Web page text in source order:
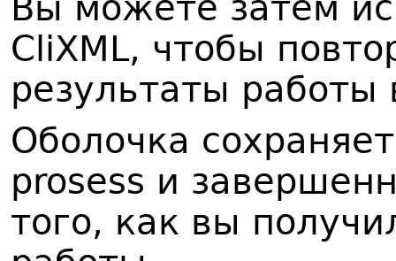
CliXML, чтобы
результаты работы
Оболочка
prosess и
того, как вы